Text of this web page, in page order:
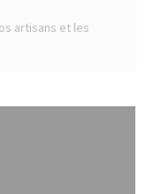
artisans et les